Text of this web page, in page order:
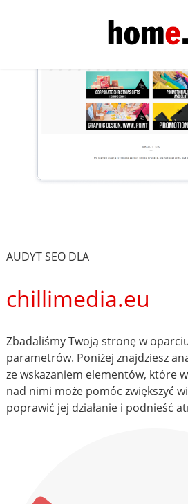
AUDYT SEO DLA
chillimedia.eu
Zbadaliśmy Twoją stronę w
parametrów. Poniżej znajdziesz
ze wskazaniem elementów, które
nad nimi może pomóc zwiększyć
poprawić jej działanie i podnieść